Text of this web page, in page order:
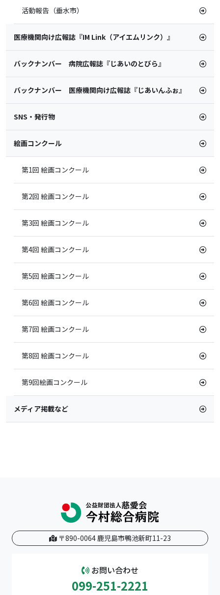
活動報告（垂水市）
医療機関向け広報誌『IM Link（アイエムリンク）』
バックナンバー 病院広報誌『じあいのとびら』
バックナンバー 医療機関向け広報誌『じあいんふぉ』
SNS・発行物
絵画コンクール
第1回 絵画コンクール
第2回 絵画コンクール
第3回 絵画コンクール
第4回 絵画コンクール
第5回 絵画コンクール
第6回 絵画コンクール
第7回 絵画コンクール
第8回 絵画コンクール
第9回絵画コンクール
メディア掲載など
〒890-0064 鹿児島市鴨池新町11-23
お問い合わせ
099-251-2221